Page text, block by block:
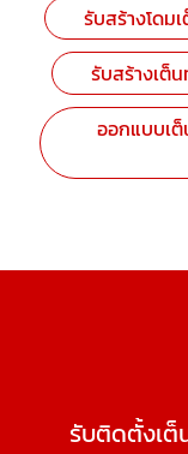
รับสร้างโดม
รับสร้างเต็
ออกแบบเ
รับติดตั้งเต็